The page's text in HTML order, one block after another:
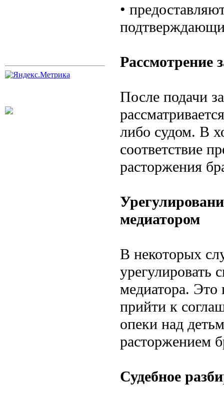
•
Рассмотрение
После подачи
либо судом. В
соответствие
расторжения
медиатором
В некоторых
урегулировать
медиатора. Это
прийти к
опеки над
расторжением
Судебное